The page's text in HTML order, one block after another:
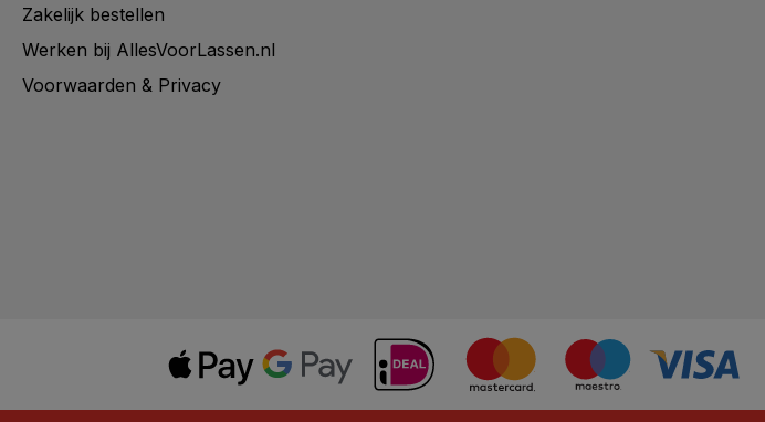
Zakelijk bestellen
Werken bij AllesVoorLassen.nl
Voorwaarden & Privacy